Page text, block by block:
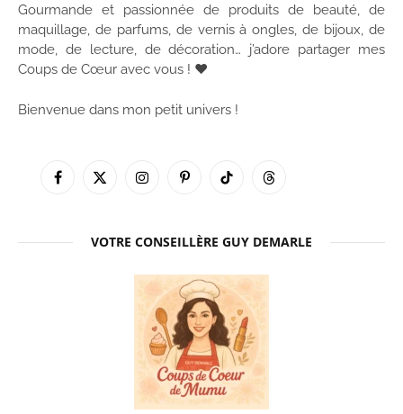
Gourmande et passionnée de produits de beauté, de
maquillage, de parfums, de vernis à ongles, de bijoux, de
mode, de lecture, de décoration… j’adore partager mes
Coups de Cœur avec vous ! ♥
Bienvenue dans mon petit univers !
Facebook
X
InstagramPinterestTikTok Threads
VOTRE CONSEILLÈRE GUY DEMARLE